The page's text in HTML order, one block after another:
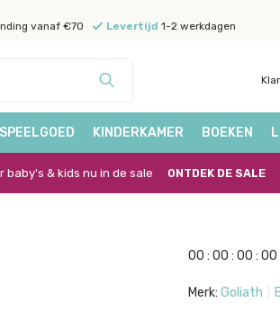
vanaf €70 Levertijd 1-2 werkdagen
KINDERKAMER BOEKEN
& kids nu in de sale ONTDEK DE SALE
00 : 00 : 00 : 00
Merk: Goliath